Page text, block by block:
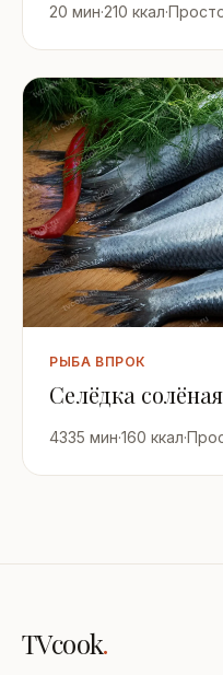
20 мин·210 ккал·
РЫБА ВПРОК
Селёдка
4335 мин·160 ккал·
TVcook.